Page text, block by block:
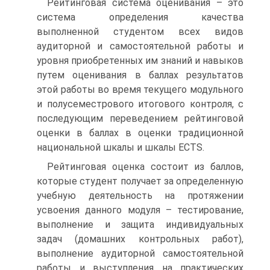
Рейтинговая система оценивания – это
система определения качества
выполненной студентом всех видов
аудиторной и самостоятельной работы и
уровня приобретенных им знаний и навыков
путем оценивания в баллах результатов
этой работы во время текущего модульного
и полусеместрового итогового контроля, с
последующим переведением рейтинговой
оценки в баллах в оценки традиционной
национальной шкалы и шкалы ECTS.
Рейтинговая оценка состоит из баллов,
которые студент получает за определенную
учебную деятельность на протяжении
усвоения данного модуля – тестирование,
выполнение и защита индивидуальных
задач (домашних контрольных работ),
выполнение аудиторной самостоятельной